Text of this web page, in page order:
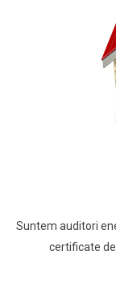
Suntem auditori
certificate